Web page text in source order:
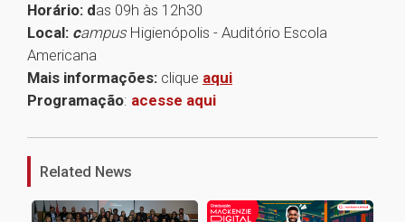
Horário: das 09h às 12h30
Local: campus Higienópolis - Auditório Escola
Americana
Mais informações: clique aqui
Programação: acesse aqui
1
Related News